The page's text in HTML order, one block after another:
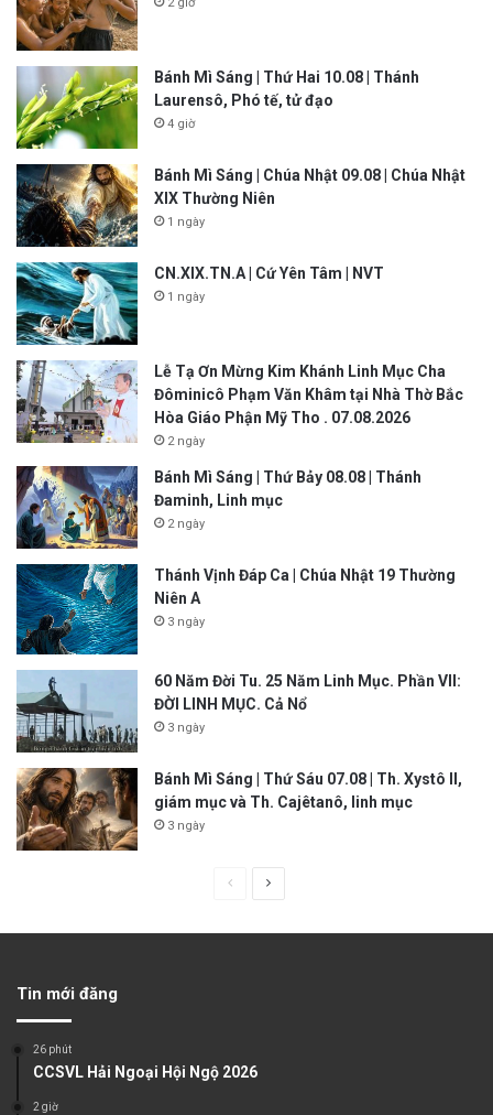
Bánh Mì Sáng | Thứ Hai 10.08 | Thánh
Laurensô, Phó tế, tử đạo
4 giờ
Bánh Mì Sáng | Chúa Nhật 09.08 | Chúa Nhật
XIX Thường Niên
1 ngày
CN.XIX.TN.A | Cứ Yên Tâm | NVT
1 ngày
Lễ Tạ Ơn Mừng Kim Khánh Linh Mục Cha
Đôminicô Phạm Văn Khâm tại Nhà Thờ Bắc
Hòa Giáo Phận Mỹ Tho . 07.08.2026
2 ngày
Bánh Mì Sáng | Thứ Bảy 08.08 | Thánh
Đaminh, Linh mục
2 ngày
Thánh Vịnh Đáp Ca | Chúa Nhật 19 Thường
Niên A
3 ngày
60 Năm Đời Tu. 25 Năm Linh Mục. Phần VII:
ĐỜI LINH MỤC. Cả Nổ
3 ngày
Bánh Mì Sáng | Thứ Sáu 07.08 | Th. Xystô II,
giám mục và Th. Cajêtanô, linh mục
3 ngày
u
Tin mới đăng
26 phút
CCSVL Hải Ngoại Hội Ngộ 2026
2 giờ